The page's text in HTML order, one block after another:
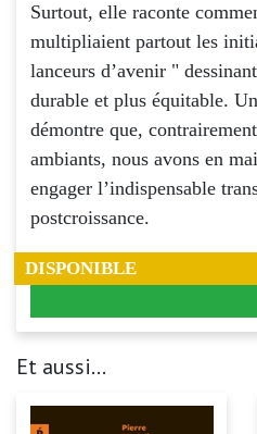
Surtout, elle raconte
multipliaient partout les
lanceurs d’avenir "
durable et plus équitable.
démontre que,
ambiants, nous avons en
engager l’indispensable
postcroissance.
DISPONIBLE
Et aussi...